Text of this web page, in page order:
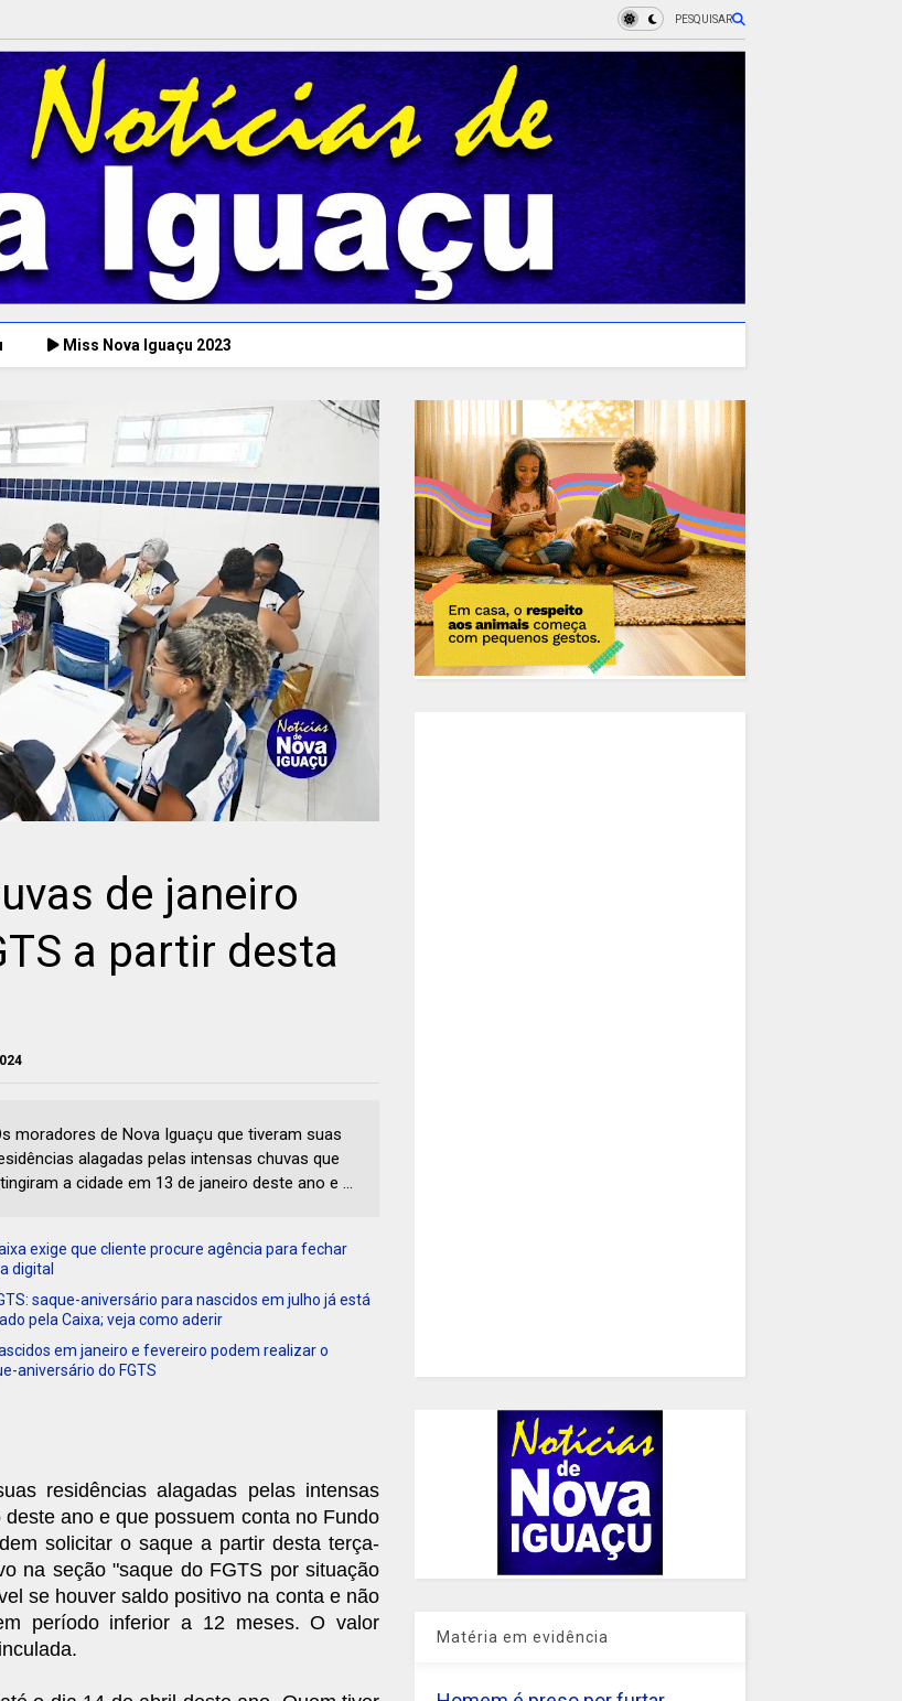
PESQUISAR
Miss Nova Iguaçu 2023
de janeiro
a partir desta
moradores de Nova Iguaçu que tiveram suas
alagadas pelas intensas chuvas que
a cidade em 13 de janeiro deste ano e ...
exige que cliente procure agência para fechar
digital
saque-aniversário para nascidos em julho já está
pela Caixa; veja como aderir
em janeiro e fevereiro podem realizar o
aniversário do FGTS
residências alagadas pelas intensas
ano e que possuem conta no Fundo
solicitar o saque a partir desta terça-
na seção "saque do FGTS por situação
se houver saldo positivo na conta e não
período inferior a 12 meses. O valor
Matéria em evidência